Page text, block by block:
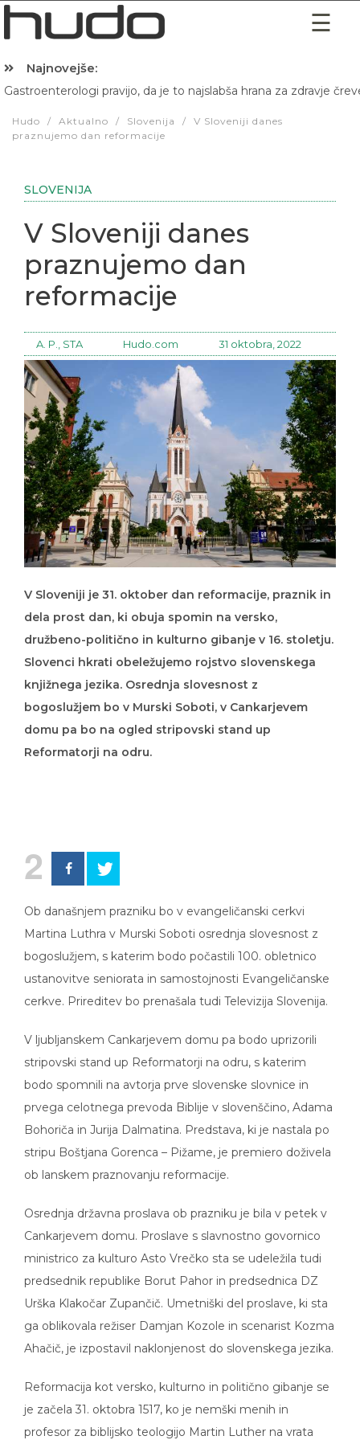
Najnovejše:
Gastroenterologi pravijo, da je to najslabša hrana za zdravje
Hudo / Aktualno / Slovenija /
V Sloveniji danes
praznujemo dan reformacije
SLOVENIJA
V Sloveniji danes
praznujemo dan
reformacije
A. P., STA Hudo.com 31 oktobra, 2022
V Sloveniji je 31. oktober dan reformacije, praznik in
dela prost dan, ki obuja spomin na versko,
družbeno-politično in kulturno gibanje v 16. stoletju.
Slovenci hkrati obeležujemo rojstvo slovenskega
knjižnega jezika. Osrednja slovesnost z
bogoslužjem bo v Murski Soboti, v Cankarjevem
domu pa bo na ogled stripovski stand up
Reformatorji na odru.
2
Ob današnjem prazniku bo v evangeličanski cerkvi
Martina Luthra v Murski Soboti osrednja slovesnost z
bogoslužjem, s katerim bodo počastili 100. obletnico
ustanovitve seniorata in samostojnosti Evangeličanske
cerkve. Prireditev bo prenašala tudi Televizija Slovenija.
V ljubljanskem Cankarjevem domu pa bodo uprizorili
stripovski stand up Reformatorji na odru, s katerim
bodo spomnili na avtorja prve slovenske slovnice in
prvega celotnega prevoda Biblije v slovenščino, Adama
Bohoriča in Jurija Dalmatina. Predstava, ki je nastala po
stripu Boštjana Gorenca – Pižame, je premiero doživela
ob lanskem praznovanju reformacije.
Osrednja državna proslava ob prazniku je bila v petek v
Cankarjevem domu. Proslave s slavnostno govornico
ministrico za kulturo Asto Vrečko sta se udeležila tudi
predsednik republike Borut Pahor in predsednica DZ
Urška Klakočar Zupančič. Umetniški del proslave, ki sta
ga oblikovala režiser Damjan Kozole in scenarist Kozma
Ahačič, je izpostavil naklonjenost do slovenskega jezika.
Reformacija kot versko, kulturno in politično gibanje se
je začela 31. oktobra 1517, ko je nemški menih in
profesor za biblijsko teologijo Martin Luther na vrata